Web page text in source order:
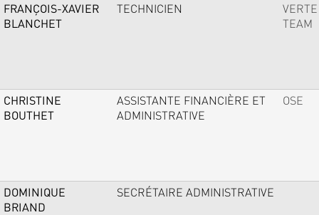
FRANÇOIS-XAVIER
BLANCHET
TECHNICIEN
VERTE
TEAM
CHRISTINE
BOUTHET
ASSISTANTE FINANCIÈRE ET
ADMINISTRATIVE
OSE
DOMINIQUE
BRIAND
SECRÉTAIRE ADMINISTRATIVE